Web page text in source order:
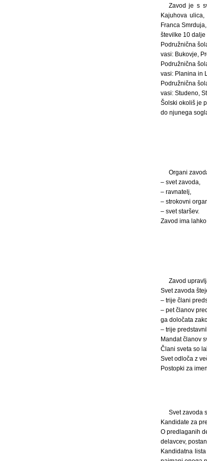
Zavod je s
Kajuhova
Franca
številke 10 dalje
Podružnična
vasi: Bukovje,
Podružnična
vasi: Planina in
Podružnična
vasi: Studeno,
Šolski okoliš je
do njunega
Organi
– svet zavoda,
– ravnatelj,
– strokovni
– svet staršev.
Zavod ima
Zavod
Svet zavoda
– trije člani
– pet članov
ga določata
– trije
Mandat članov
Člani sveta so
Svet odloča z
Postopki za
Svet zavoda
Kandidate za
O predlaganih
delavcev,
Kandidatna